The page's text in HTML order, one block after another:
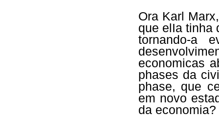
Ora Karl
que elIa tinha
tornando-a
economicas
phases da
phase, que
em novo
da economia?